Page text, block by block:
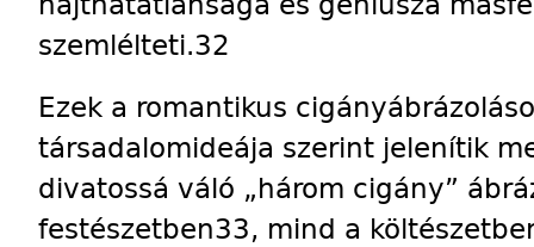
szemlélteti.32
Ezek a romantikus
társadalomideája szerint jelenítik
divatossá váló „három cigány”
festészetben33, mind a